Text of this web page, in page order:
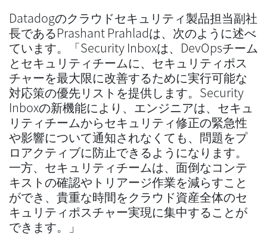
Datadogのクラウドセキュリティ製品担当副社
長であるPrashant Prahladは、次のように述べ
ています。「Security Inboxは、DevOpsチーム
とセキュリティチームに、セキュリティポス
チャーを最大限に改善するために実行可能な
対応策の優先リストを提供します。Security
Inboxの新機能により、エンジニアは、セキュ
リティチームからセキュリティ修正の緊急性
や影響について通知されなくても、問題をプ
ロアクティブに防止できるようになります。
一方、セキュリティチームは、面倒なコンテ
キストの確認やトリアージ作業を減らすこと
ができ、貴重な時間をクラウド資産全体のセ
キュリティポスチャー実現に集中することが
できます。」